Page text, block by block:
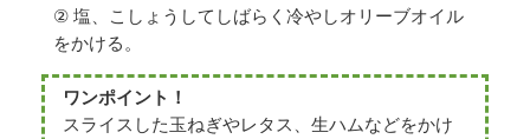
② 塩、こしょうしてしばらく冷やしオリーブオイル
をかける。
ワンポイント！
スライスした玉ねぎやレタス、生ハムなどをかけ